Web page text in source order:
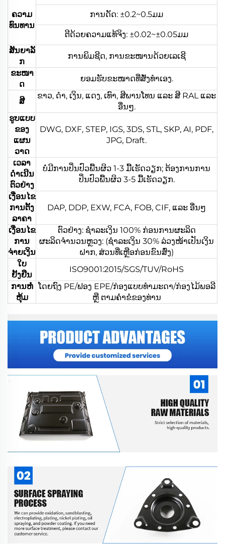
ຄວາມ
ທົນທານ
ການດັດ: ±0.2~0.5ມມ
ຕີດ້ວຍຄວາມແທ້ຈິງ: ±0.02~±0.05ມມ
ສັນຍາລັ
ກ
ການພິມຊີດ, ການຂະໜານດ້ວຍເລເຊີ
ຂະໜາ
ດ
ຍອມຮັບຂະໜາດທີ່ສັ່ງທຳເອງ.
ສີ
ຂາວ, ດຳ, ເງິນ, ແດງ, ເທົາ, ສີພານໂທນ ແລະ ສີ RAL ແລະ
ອື່ນໆ.
ຮູບແບບ
ຂອງ
ແຜນ
ວາດ
DWG, DXF, STEP, IGS, 3DS, STL, SKP, AI, PDF,
JPG, Draft.
ເວລາ
ດຳເນີນ
ຕົວຢ່າງ
ບໍ່ມີການປິ່ນປົວພື້ນຜິວ 1-3 ມື້ເຮັດວຽກ; ຕ້ອງການການ
ປິ່ນປົວພື້ນຜິວ 3-5 ມື້ເຮັດວຽກ.
ເງື່ອນໄຂ
ການຕັ້ງ
ລາຄາ
DAP, DDP, EXW, FCA, FOB, CIF, ແລະ ອື່ນໆ
ເງື່ອນໄຂ
ການ
ຈ່າຍເງິນ
ຕົວຢ່າງ: ຊຳລະເງິນ 100% ກ່ອນການຜະລິດ
ຜະລິດຈຳນວນຫຼວງ: (ຊຳລະເງິນ 30% ລ່ວງໜ້າເປັນເງິນ
ຝາກ, ສ່ວນທີ່ເຫຼືອກ່ອນຂົນສົ່ງ)
ໃບ
ຢັ້ງຢືນ
ISO9001:2015/SGS/TUV/RoHS
ການຫໍ່
ຫຸ້ມ
ໂດຍຖົງ PE/ຟອງ EPE/ກ່ອງແບບທຳມະດາ/ກ່ອງໄມ້ພອລີ
ຫຼື ຕາມຄຳຂໍຂອງທ່ານ